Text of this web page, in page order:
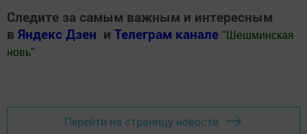
Следите за самым важным и интересным
в Яндекс Дзен и Телеграм канале " Шешминская
новь"
Перейти на страницу новости